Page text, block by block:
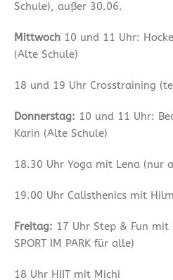
Schule), außer 30.06.
Mittwoch 10 und 11 Uhr:
(Alte Schule)
18 und 19 Uhr Crosstraining
Donnerstag: 10 und 11 Uhr:
Karin (Alte Schule)
18.30 Uhr Yoga mit Lena (nur
19.00 Uhr Calisthenics mit
Freitag: 17 Uhr Step & Fun
SPORT IM PARK für alle)
18 Uhr HIIT mit Michi